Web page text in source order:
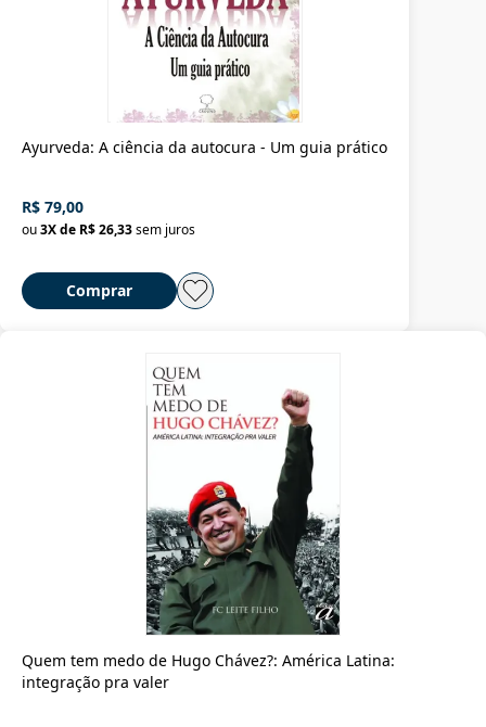
Ayurveda: A ciência da autocura - Um guia prático
R$ 79,00
ou3X de R$ 26,33sem juros
Comprar
Quem tem medo de Hugo Chávez?: América Latina:
integração pra valer